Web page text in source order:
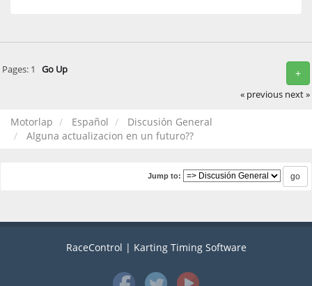
+
Pages: 1 Go Up
« previous next »
Motorlap Español
Discusión General
Alguna actualizacion en un futuro??
Jump to:
RaceControl | Karting Timing Software